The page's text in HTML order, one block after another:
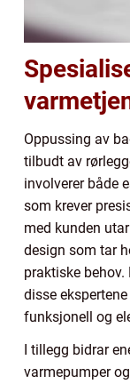
Oppussing av
tilbudt av
involverer både
som krever
med kunden
design som tar
praktiske
disse
funksjonell og
I tillegg bidrar
varmepumper